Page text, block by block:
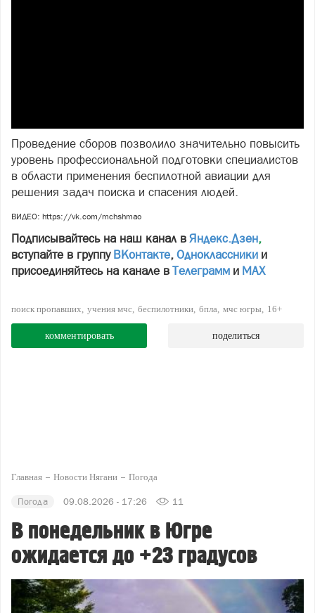
Проведение сборов позволило значительно повысить
уровень профессиональной подготовки специалистов
в области применения беспилотной авиации для
решения задач поиска и спасения людей.
ВИДЕО: https://vk.com/mchshmao
Подписывайтесь на наш канал в Яндекс.Дзен,
вступайте в группу ВКонтакте, Одноклассники и
присоединяйтесь на канале в Телеграмм и МАХ
поиск пропавших учения мчс беспилотники бпла мчс югры 16+
комментировать поделиться
Главная Новости Нягани Погода
Погода 09.08.2026 - 17:26 11
В понедельник в Югре
ожидается до +23 градусов